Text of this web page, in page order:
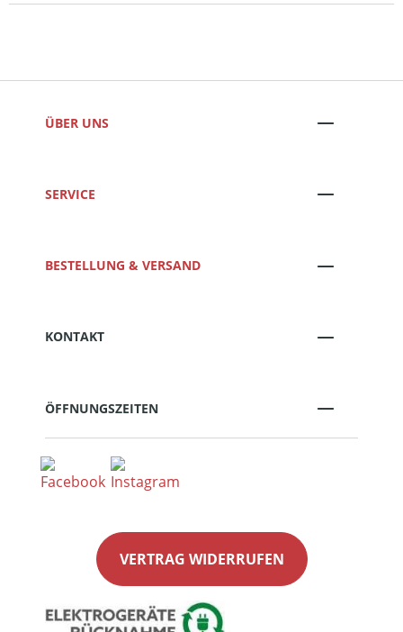
ÜBER UNS
SERVICE
BESTELLUNG & VERSAND
KONTAKT
ÖFFNUNGSZEITEN
VERTRAG WIDERRUFEN